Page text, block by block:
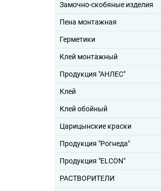
Замочно-скобяные изделия
Пена монтажная
Герметики
Клей монтажный
Продукция "АНЛЕС"
Клей
Клей обойный
Царицынские краски
Продукция "Рогнеда"
Продукция "ELCON"
РАСТВОРИТЕЛИ